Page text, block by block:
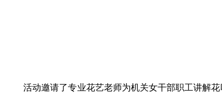
活动邀请了专业花艺老师为机关女干部职工讲解